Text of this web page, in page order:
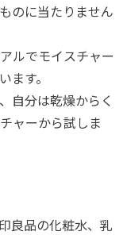
のに当たりません
ルでモイスチャー
ます。
自分は乾燥からく
ャーから試しま
良品の化粧水、乳